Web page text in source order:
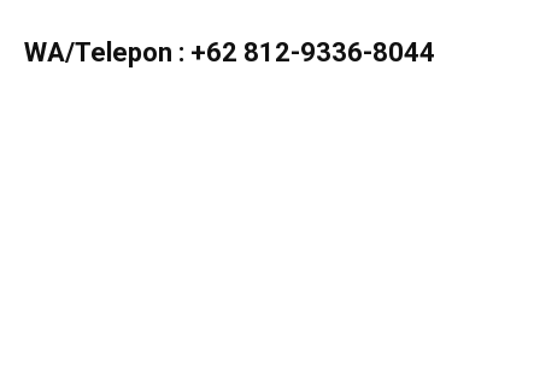
WA/Telepon : +62 812-9336-8044